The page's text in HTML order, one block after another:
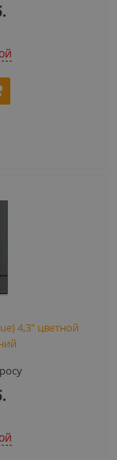
4,3" цветной